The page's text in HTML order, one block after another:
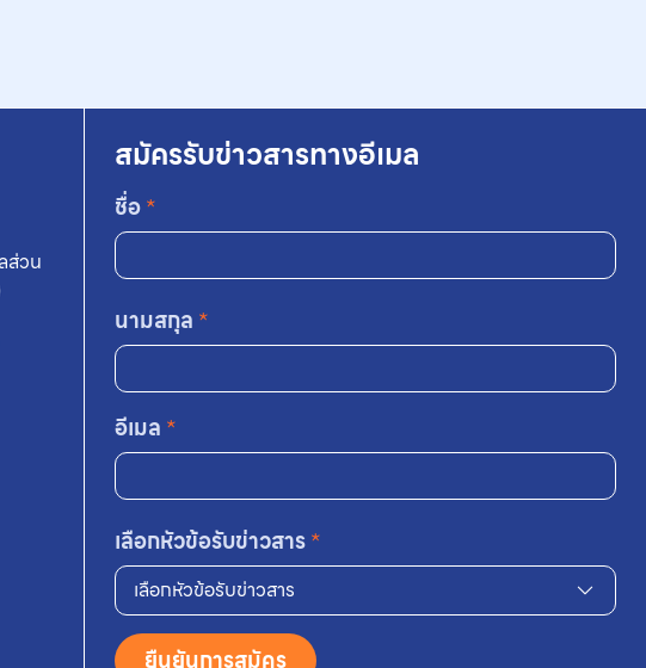
ส่วน
สมัครรับข่าวสารทางอีเมล
ชื่อ*
นามสกุล *
อีเมล *
เลือกหัวข้อรับข่าวสาร*
เลือกหัวข้อรับข่าวสาร
ยืนยันการสมัคร